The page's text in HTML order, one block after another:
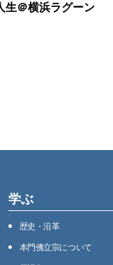
生＠横浜ラグーン
学ぶ
歴史・沿⾰
本⾨佛⽴宗について